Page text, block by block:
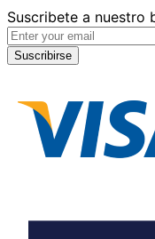
Suscribete a nuestro
Suscribirse